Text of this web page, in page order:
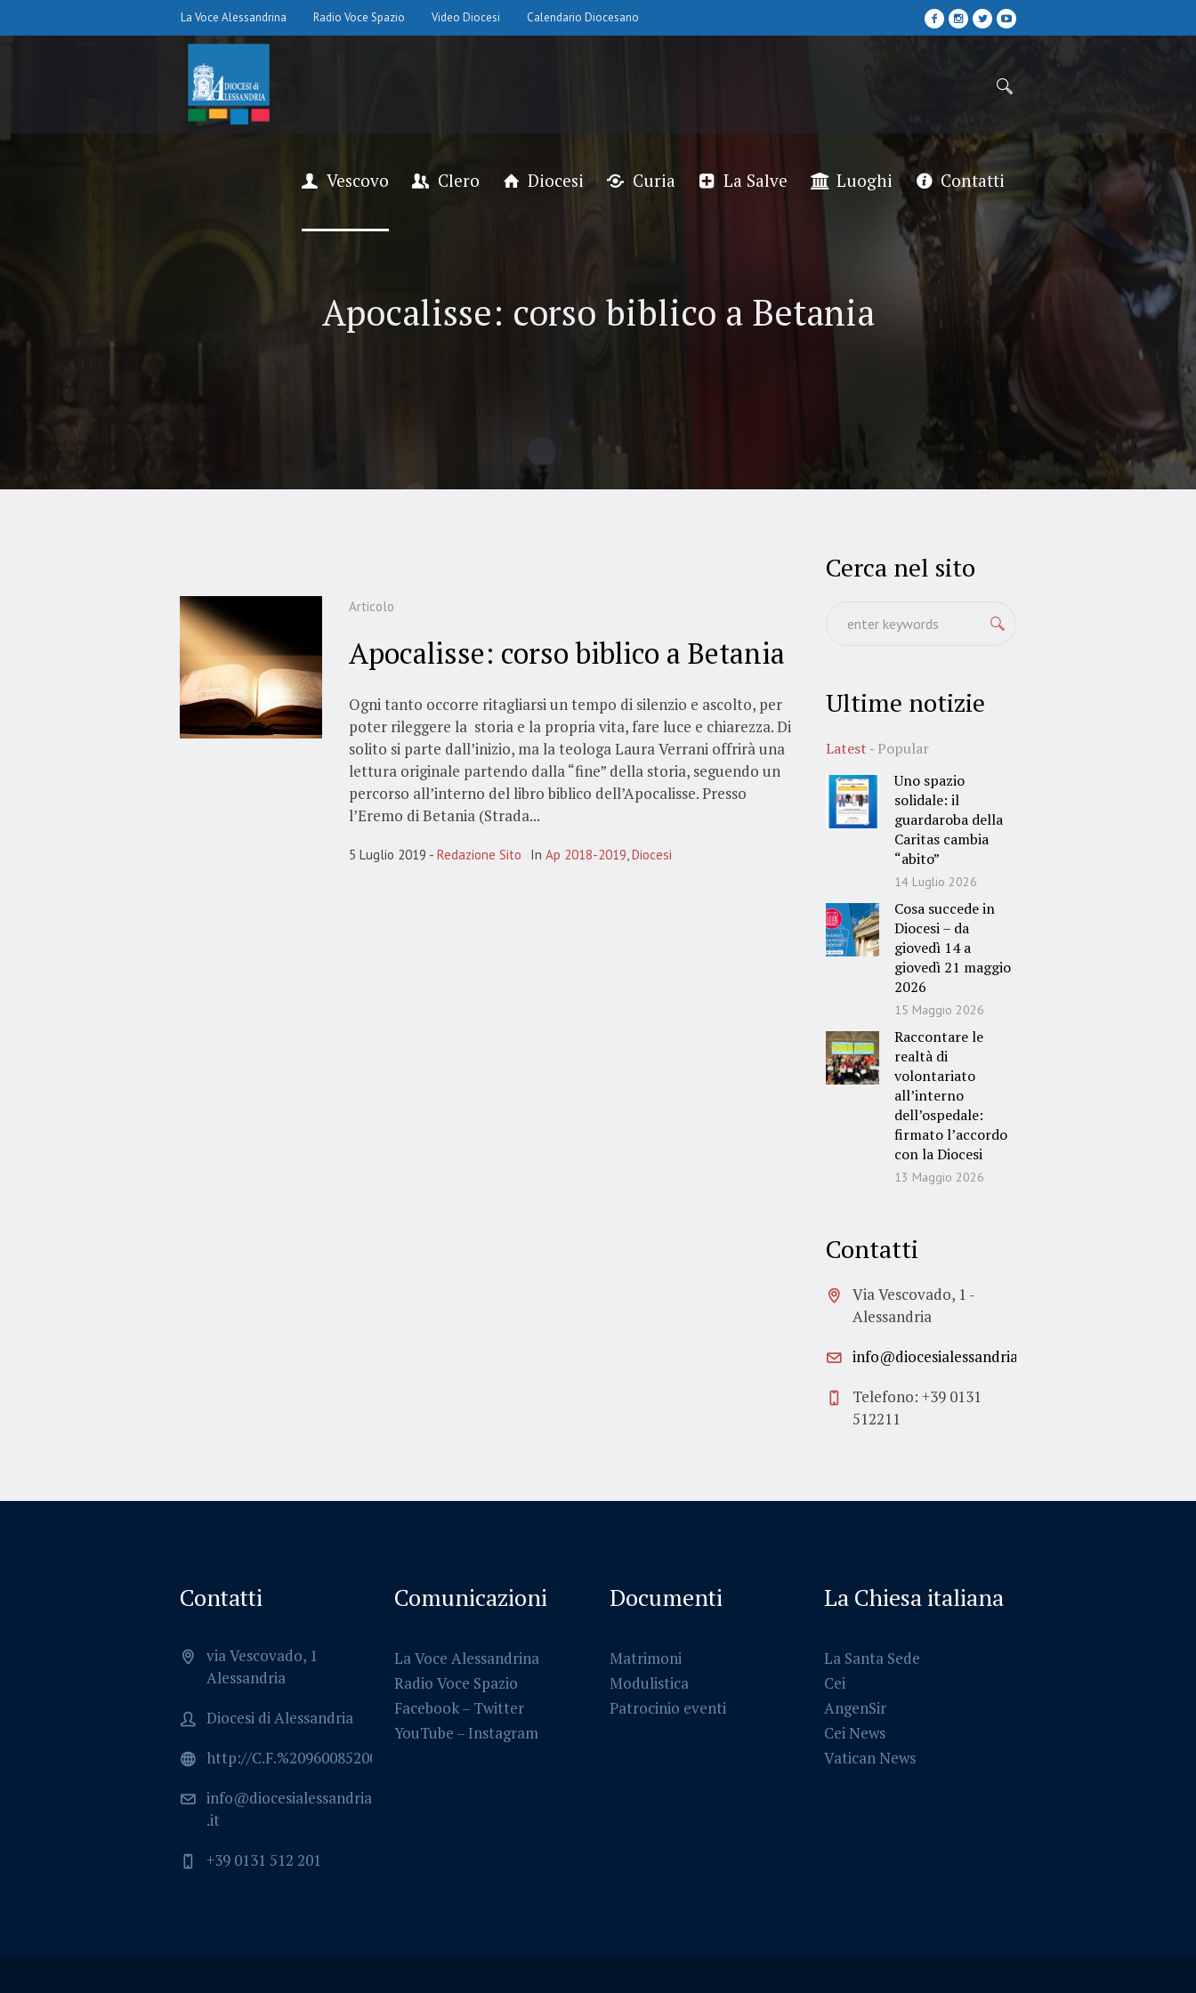
La Voce Alessandrina Radio Voce Spazio Video Diocesi Calendario Diocesano
Vescovo Clero Diocesi Curia La Salve Luoghi Contatti
Apocalisse: corso biblico a Betania
Articolo
Apocalisse: corso biblico a Betania
Ogni tanto occorre ritagliarsi un tempo di silenzio e ascolto, per
poter rileggere la storia e la propria vita, fare luce e chiarezza. Di
solito si parte dall’inizio, ma la teologa Laura Verrani offrirà una
lettura originale partendo dalla “fine” della storia, seguendo un
percorso all’interno del libro biblico dell’Apocalisse. Presso
l’Eremo di Betania (Strada...
5 Luglio 2019 Redazione Sito In Ap 2018-2019,Diocesi
Cerca nel sito
Ultime notizie
Latest
Popular
Uno spazio
solidale: il
guardaroba della
Caritas cambia
“abito”
14 Luglio 2026
Cosa succede in
Diocesi – da
giovedì 14 a
giovedì 21 maggio
2026
15 Maggio 2026
Raccontare le
realtà di
volontariato
all’interno
dell’ospedale:
firmato l’accordo
con la Diocesi
13 Maggio 2026
Contatti
Via Vescovado, 1 -
Alessandria
info@diocesialessandria.it
Telefono: +39 0131
512211
Contatti
via Vescovado, 1
Alessandria
Diocesi di Alessandria
http://C.F.%2096008520064
info@diocesialessandria
.it
+39 0131 512 201
Comunicazioni
La Voce Alessandrina
Radio Voce Spazio
Facebook– Twitter
YouTube – Instagram
Documenti
Matrimoni
Modulistica
Patrocinio eventi
La Chiesa italiana
La Santa Sede
Cei
AngenSir
Cei News
Vatican News